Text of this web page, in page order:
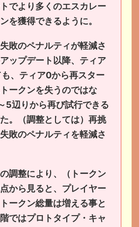
でより多くのエスカレー
を獲得できるように。
敗のペナルティが軽減さ
ップデート以降、ティア
、ティア0から再スター
ークンを失うのではな
5辺りから再び試行できる
。（調整としては）再挑
敗のペナルティを軽減さ
調整により、（トークン
から見ると、プレイヤー
ークン総量は増える事と
ではプロトタイプ・キャ